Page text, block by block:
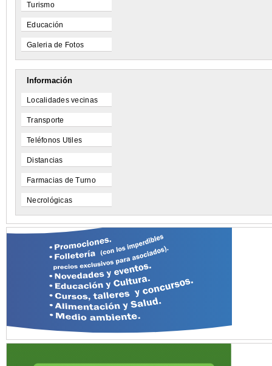
Turismo
Educación
Galeria de Fotos
Información
Localidades vecinas
Transporte
Teléfonos Utiles
Distancias
Farmacias de Turno
Necrológicas